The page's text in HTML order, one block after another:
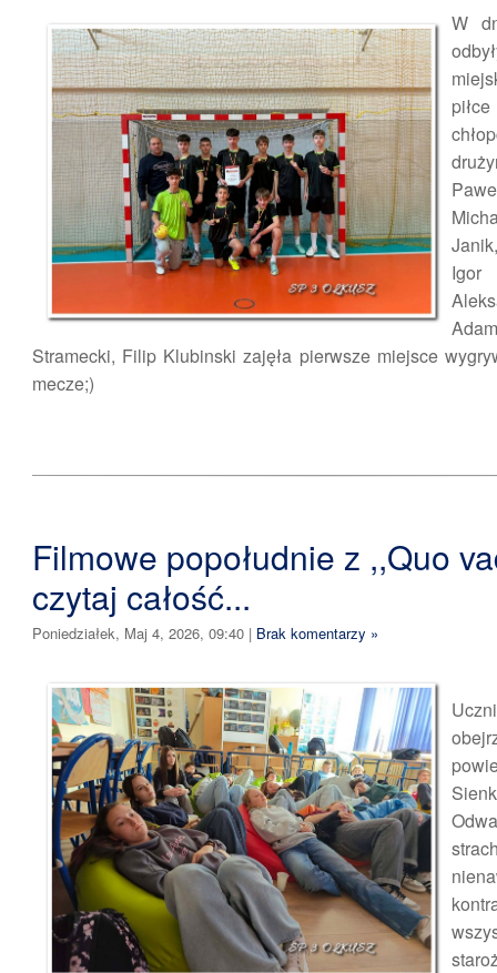
W
Stramecki, Filip Klubinski zajęła pierwsze miejsce
mecze;)
Filmowe popołudnie z ,,Quo
czytaj całość...
Poniedziałek, Maj 4, 2026, 09:40 | Brak komentarzy »